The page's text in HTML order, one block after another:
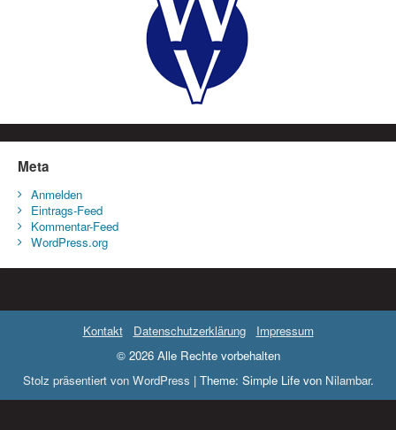
Meta
Anmelden
Eintrags-Feed
Kommentar-Feed
WordPress.org
Kontakt Datenschutzerklärung
Impressum
© 2026 Alle Rechte vorbehalten
Stolz präsentiert von WordPress | Theme: Simple Life von Nilambar.